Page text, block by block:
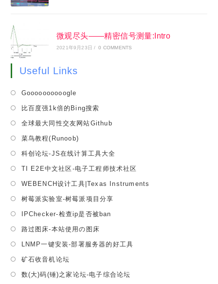
微观尽头——精密信号测量:Intro
2021年9月23日 / 0 COMMENTS
Useful Links
Goooooooooogle
a
new
tab
比百度强1k倍的Bing搜索
a
tab
全球最大同性交友网站GithubOpens
new
tab
菜鸟教程(Runoob)
a
new
tab
科创论坛-JS在线计算工具大全
a
new
TI E2E中文社区-电子工程师技术社区
a
WEBENCH设计工具|Texas Instruments
树莓派实验室-树莓派项目分享
tab
IPChecker-检查ip是否被ban
new
路过图床-本站使用の图床
a
tab
LNMP一键安装-部署服务器的好工具
矿石收音机论坛
a
数(大)码(锤)之家论坛-电子综合论坛